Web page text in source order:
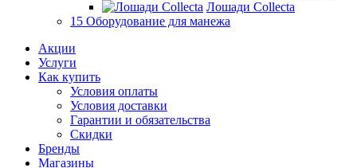
Лошади Collecta
15 Оборудование для манежа
Акции
Услуги
Как купить
Условия оплаты
Условия доставки
Гарантии и обязательства
Скидки
Бренды
Магазины